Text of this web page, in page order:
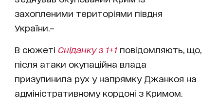
захопленими територіями півдня
України.–
В сюжеті Сніданку з 1+1 повідомляють, що,
після атаки окупаційна влада
призупинила рух у напрямку Джанкоя на
адміністративному кордоні з Кримом.